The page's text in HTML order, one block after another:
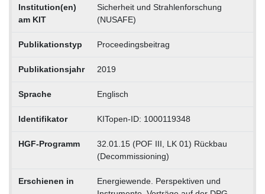
Institution(en)
am KIT
Sicherheit und Strahlenforschung
(NUSAFE)
Publikationstyp Proceedingsbeitrag
Publikationsjahr 2019
Sprache Englisch
Identifikator KITopen-ID: 1000119348
HGF-Programm
32.01.15 (POF III, LK 01) Rückbau
(Decommissioning)
Erschienen in
Energiewende. Perspektiven und